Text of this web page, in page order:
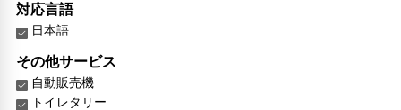
対応言語
日本語
その他サービス
自動販売機
トイレタリー